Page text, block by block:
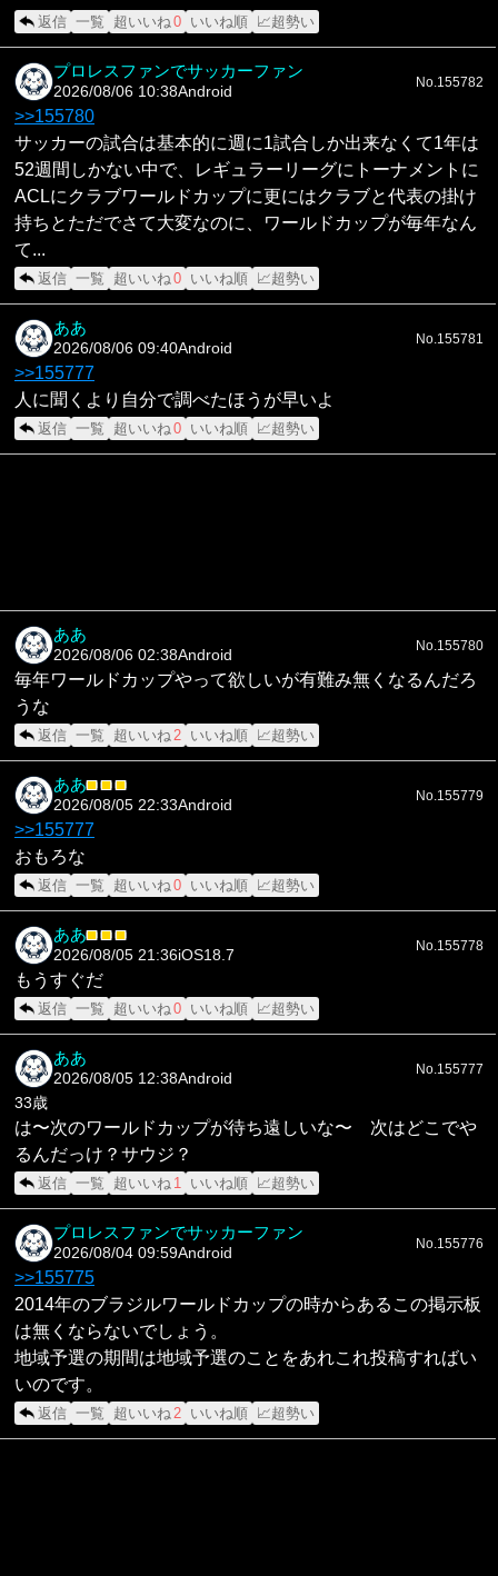
返信 一覧 超いいね0 いいね順 📈超勢い
プロレスファンでサッカーファン
2026/08/06 10:38Android
No.155782
>>155780
サッカーの試合は基本的に週に1試合しか出来なくて1年は
52週間しかない中で、レギュラーリーグにトーナメントに
ACLにクラブワールドカップに更にはクラブと代表の掛け
持ちとただでさて大変なのに、ワールドカップが毎年なん
て...
返信 一覧 超いいね0 いいね順 📈超勢い
ああ
2026/08/06 09:40Android
No.155781
>>155777
人に聞くより自分で調べたほうが早いよ
返信 一覧 超いいね0 いいね順 📈超勢い
ああ
2026/08/06 02:38Android
No.155780
毎年ワールドカップやって欲しいが有難み無くなるんだろ
うな
返信 一覧 超いいね2 いいね順 📈超勢い
ああ■ ■ ■
2026/08/05 22:33Android
No.155779
>>155777
おもろな
返信 一覧 超いいね0 いいね順 📈超勢い
ああ■ ■ ■
2026/08/05 21:36iOS18.7
No.155778
もうすぐだ
返信 一覧 超いいね0 いいね順 📈超勢い
ああ
2026/08/05 12:38Android
No.155777
33歳
は〜次のワールドカップが待ち遠しいな〜 次はどこでや
るんだっけ？サウジ？
返信 一覧 超いいね 1 いいね順 📈超勢い
プロレスファンでサッカーファン
2026/08/04 09:59Android
No.155776
>>155775
2014年のブラジルワールドカップの時からあるこの掲示板
は無くならないでしょう。
地域予選の期間は地域予選のことをあれこれ投稿すればい
いのです。
返信 一覧 超いいね2 いいね順 📈超勢い